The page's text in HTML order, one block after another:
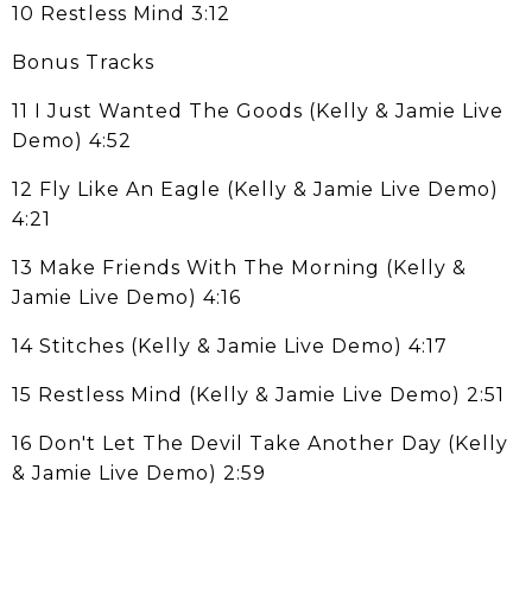
10 Restless Mind 3:12
Bonus Tracks
11 I Just Wanted The Goods (Kelly & Jamie Live
Demo) 4:52
12 Fly Like An Eagle (Kelly & Jamie Live Demo)
4:21
13 Make Friends With The Morning (Kelly &
Jamie Live Demo) 4:16
14 Stitches (Kelly & Jamie Live Demo) 4:17
15 Restless Mind (Kelly & Jamie Live Demo) 2:51
16 Don't Let The Devil Take Another Day (Kelly
& Jamie Live Demo) 2:59